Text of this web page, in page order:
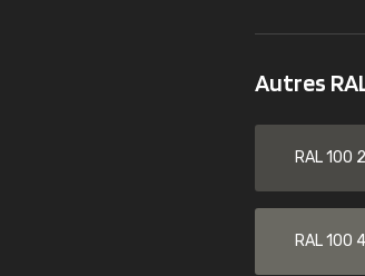
Autres
RAL 100
RAL 100